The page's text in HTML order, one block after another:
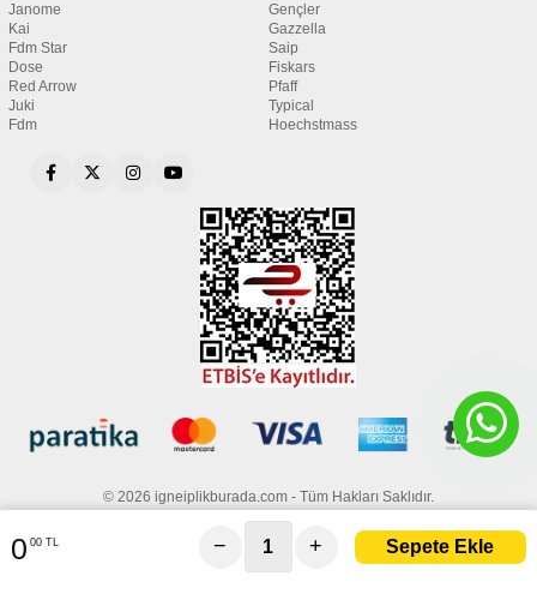
Janome
Kai
Fdm Star
Dose
Red Arrow
Juki
Fdm
Gençler
Gazzella
Saip
Fiskars
Pfaff
Typical
Hoechstmass
© 2026 igneiplikburada.com - Tüm Hakları Saklıdır.
0 00 TL − +